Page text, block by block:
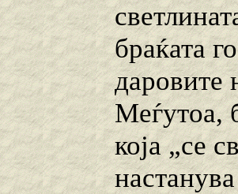
браќата
даровите
Меѓутоа,
која „се